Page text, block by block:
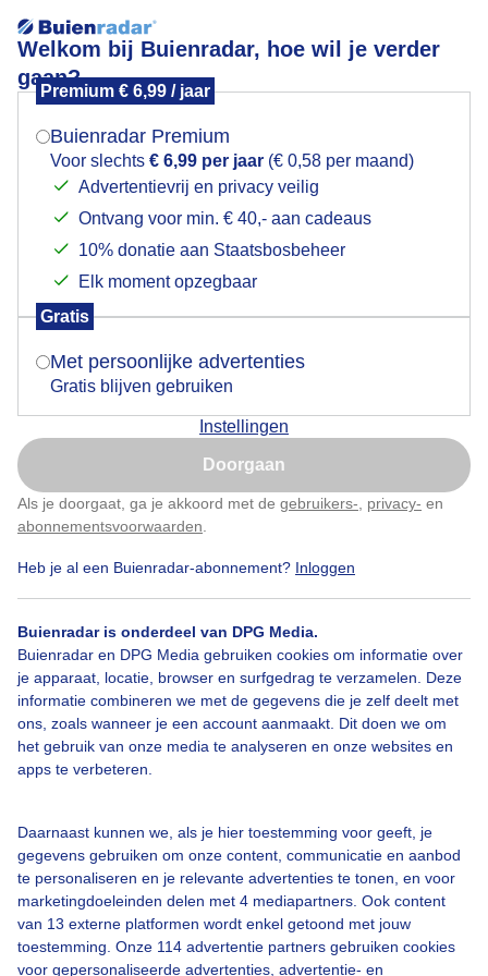
Welkom bij Buienradar, hoe wil je verder
gaan?
Premium € 6,99 / jaar
Buienradar Premium
Voor slechts € 6,99 per jaar (€ 0,58 per maand)
Advertentievrij en privacy veilig
Ontvang voor min. € 40,- aan cadeaus
10% donatie aan Staatsbosbeheer
Elk moment opzegbaar
Gratis
Met persoonlijke advertenties
Gratis blijven gebruiken
Instellingen
Doorgaan
Als je doorgaat, ga je akkoord met de gebruikers- privacy- en
abonnementsvoorwaarden
Heb je al een Buienradar-abonnement? Inloggen
Buienradar is onderdeel van DPG Media.
Buienradar en DPG Media gebruiken cookies om informatie over
je apparaat, locatie, browser en surfgedrag te verzamelen. Deze
informatie combineren we met de gegevens die je zelf deelt met
ons, zoals wanneer je een account aanmaakt. Dit doen we om
het gebruik van onze media te analyseren en onze websites en
apps te verbeteren.
Daarnaast kunnen we, als je hier toestemming voor geeft, je
gegevens gebruiken om onze content, communicatie en aanbod
te personaliseren en je relevante advertenties te tonen, en voor
marketingdoeleinden delen met 4 mediapartners. Ook content
van 13 externe platformen wordt enkel getoond met jouw
toestemming. Onze 114 advertentie partners gebruiken cookies
voor gepersonaliseerde advertenties, advertentie- en
toeristen
Een moment geduld aub...
Populaire categorieën
Lente
Zomer
Over Buienradar
Bedrijfsgegevens
Veelgestelde vragen
Contact
Toegankelijkheid
Buienradar Team
Privacy beleid
Cookie beleid
Privacy instellingen
Mogen we je locatie gebruiken voor het
Indien je hier nog geen akkoord op hebt gegeven,
verschijnt er zo een pop-up uit je browser waarin
Is goed, toon de popup
Nu niet, misschien later
Klik hierom dit aan te passen